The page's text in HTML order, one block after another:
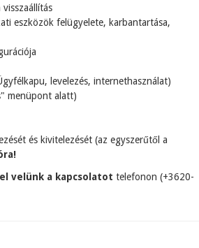
eszközök felügyelete, karbantartása,
levelezés, internethasználat)
menüpont alatt)
és kivitelezését (az egyszerűtől a
velünk a kapcsolatot telefonon (+3620-